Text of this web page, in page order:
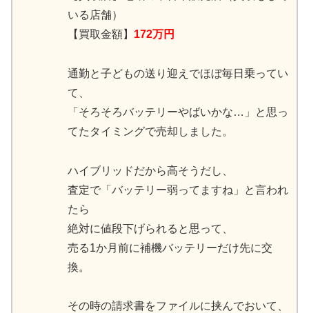
いる店舗）
【買取金額】 172万円
通勤と子どもの送り迎えでほぼ毎日乗ってい
て、
「そろそろバッテリーやばいかな…」と思っ
てたタイミングで売却しました。
ハイブリッドだから高そうだし、
査定で「バッテリー弱ってますね」と言われ
たら
絶対に値段下げられると思って、
売る1か月前に補機バッテリーだけ先に交
換。
その時の請求書をファイルに挟んでおいて、